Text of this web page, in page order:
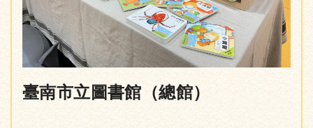
臺南市立圖書館（總館）